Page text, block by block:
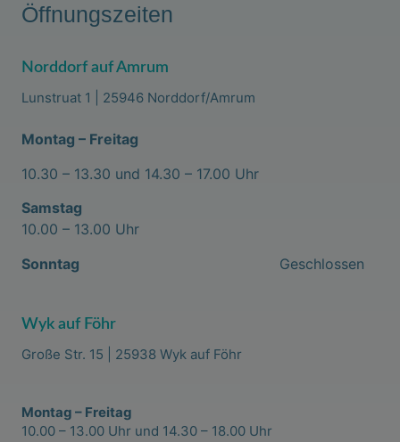
Öffnungszeiten
Norddorf auf Amrum
Lunstruat 1 | 25946 Norddorf/Amrum
Montag – Freitag
10.30 – 13.30 und 14.30 – 17.00 Uhr
Samstag
10.00 – 13.00 Uhr
Sonntag Geschlossen
Wyk auf Föhr
Große Str. 15 | 25938 Wyk auf Föhr
Montag – Freitag
10.00 – 13.00 Uhr und 14.30 – 18.00 Uhr